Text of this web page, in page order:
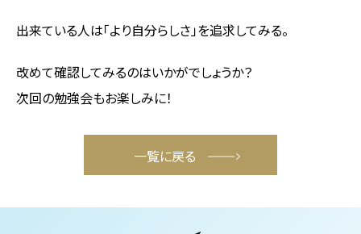
出来ている人は「より自分らしさ」を追求してみる。
改めて確認してみるのはいかがでしょうか？
次回の勉強会もお楽しみに！
一覧に戻る